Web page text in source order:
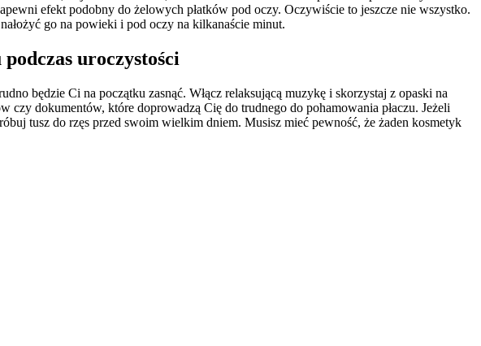
efekt podobny do żelowych płatków pod oczy. Oczywiście to jeszcze nie wszystko.
go na powieki i pod oczy na kilkanaście minut.
uroczystości
będzie Ci na początku zasnąć. Włącz relaksującą muzykę i skorzystaj z opaski na
dokumentów, które doprowadzą Cię do trudnego do pohamowania płaczu. Jeżeli
tusz do rzęs przed swoim wielkim dniem. Musisz mieć pewność, że żaden kosmetyk